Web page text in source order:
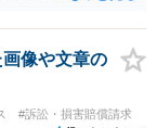
裂して相手方が訴
が通常です。
像や文章の
#訴訟・損害賠償請求